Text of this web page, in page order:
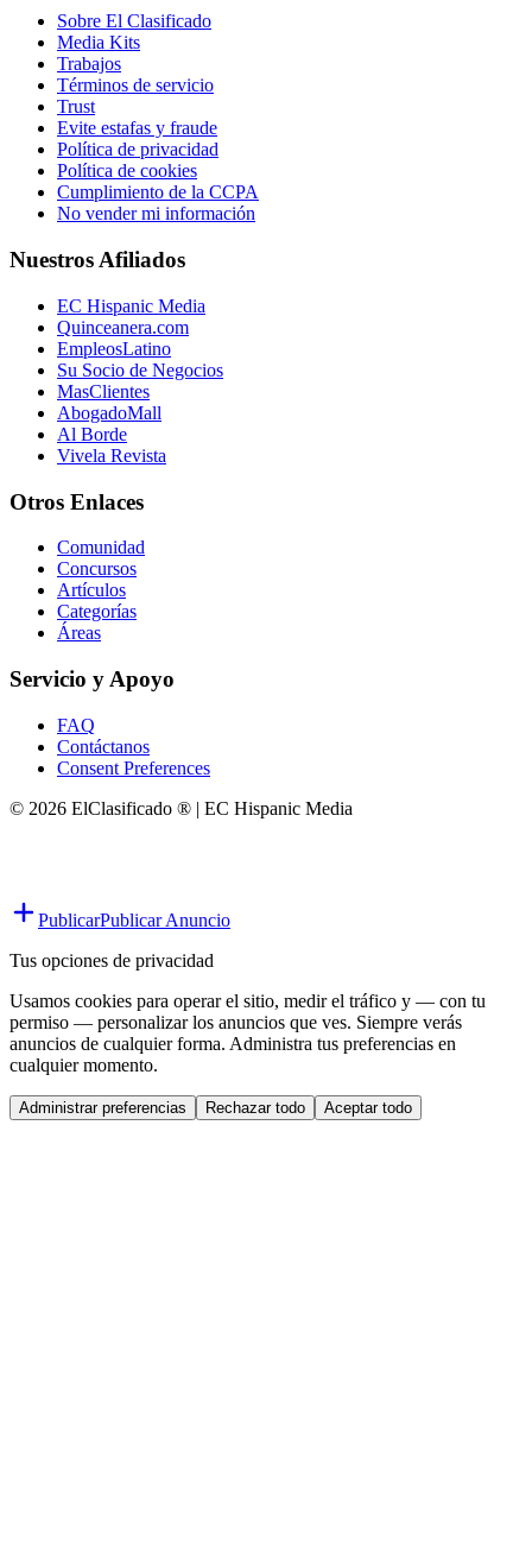
Sobre El Clasificado
Media Kits
Trabajos
Términos de servicio
Trust
Evite estafas y fraude
Política de privacidad
Política de cookies
Cumplimiento de la CCPA
No vender mi información
Nuestros Afiliados
EC Hispanic Media
Quinceanera.com
EmpleosLatino
Su Socio de Negocios
MasClientes
AbogadoMall
Al Borde
Vivela Revista
Otros Enlaces
Comunidad
Concursos
Artículos
Categorías
Áreas
Servicio y Apoyo
FAQ
Contáctanos
Consent Preferences
© 2026 ElClasificado ® | EC Hispanic Media
PublicarPublicar Anuncio
Tus opciones de privacidad
Usamos cookies para operar el sitio, medir el tráfico y — con tu
permiso — personalizar los anuncios que ves. Siempre verás
anuncios de cualquier forma. Administra tus preferencias en
cualquier momento.
Administrar preferencias Rechazar todo Aceptar todo